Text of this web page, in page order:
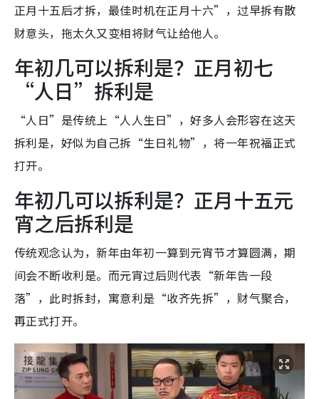
正月十五后才拆，最佳时机在正月十六”，过早拆有散
财意头，拖太久又变相将财气让给他人。
年初几可以拆利是？正月初七
“人日”拆利是
“人日”是传统上“人人生日”，好多人会形容在这天
拆利是，好似为自己拆“生日礼物”，将一年祝福正式
打开。
年初几可以拆利是？正月十五元
宵之后拆利是
传统观念认为，新年由年初一算到元宵节才算圆满，期
间会不断收利是。而元宵过后则代表“新年告一段
落”，此时拆封，寓意利是“收齐先拆”，财气聚合，
再正式打开。